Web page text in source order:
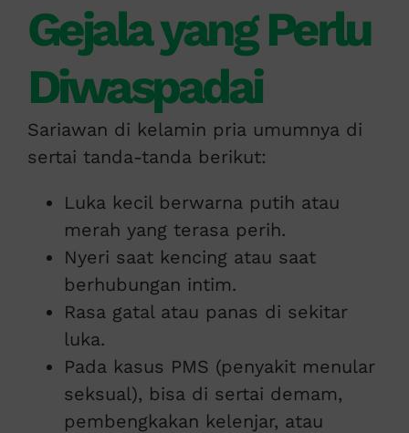
Gejala yang Perlu
Diwaspadai
Sariawan di kelamin pria umumnya di
sertai tanda-tanda berikut:
Luka kecil berwarna putih atau
merah yang terasa perih.
Nyeri saat kencing atau saat
berhubungan intim.
Rasa gatal atau panas di sekitar
luka.
Pada kasus PMS (penyakit menular
seksual), bisa di sertai demam,
pembengkakan kelenjar, atau